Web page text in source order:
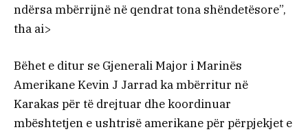
ndërsa mbërrijnë në qendrat tona shëndetësore”,
tha ai>
Bëhet e ditur se Gjenerali Major i Marinës
Amerikane Kevin J Jarrad ka mbërritur në
Karakas për të drejtuar dhe koordinuar
mbështetjen e ushtrisë amerikane për përpjekjet e